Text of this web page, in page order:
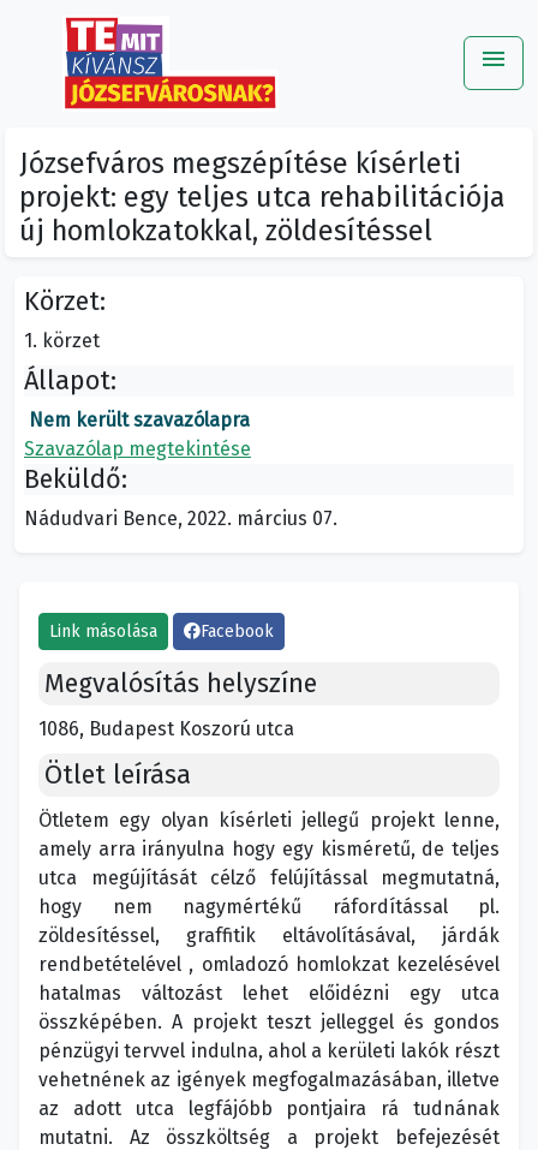
menu
Józsefváros megszépítése kísérleti
projekt: egy teljes utca rehabilitációja
új homlokzatokkal, zöldesítéssel
Link másolása Facebook
Megvalósítás helyszíne
1086, Budapest Koszorú utca
Ötlet leírása
Ötletem egy olyan kísérleti jellegű projekt lenne,
amely arra irányulna hogy egy kisméretű, de teljes
utca megújítását célző felújítással megmutatná,
hogy nem nagymértékű ráfordítással pl.
zöldesítéssel, graffitik eltávolításával, járdák
rendbetételével , omladozó homlokzat kezelésével
hatalmas változást lehet előidézni egy utca
összképében. A projekt teszt jelleggel és gondos
pénzügyi tervvel indulna, ahol a kerületi lakók részt
vehetnének az igények megfogalmazásában, illetve
az adott utca legfájóbb pontjaira rá tudnának
mutatni. Az összköltség a projekt befejezését
Körzet:
1. körzet
Állapot:
Nem került szavazólapra
Szavazólap megtekintése
Beküldő:
Nádudvari Bence, 2022. március 07.